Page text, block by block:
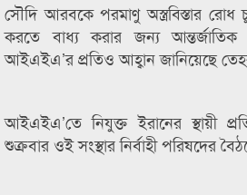
সৌদি আরবকে পরমাণু অস্ত্রবিস্তার রোধ
করতে বাধ্য করার জন্য
আইএইএ’র প্রতিও আহ্বান জানিয়েছে
আইএইএ’তে নিযুক্ত ইরানের স্থায়ী
শুক্রবার ওই সংস্থার নির্বাহী পরিষদের